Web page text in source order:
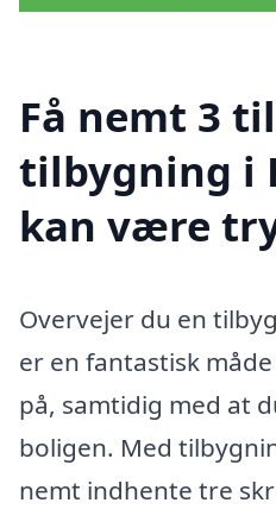
Få nemt 3
tilbygning i
kan være
Overvejer du en
er en fantastisk
på, samtidig med at
boligen. Med
nemt indhente tre